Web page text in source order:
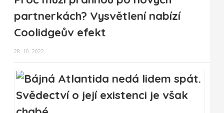
partnerkách? Vysvětlení nabízí
Coolidgeův efekt
28. 10. 2022